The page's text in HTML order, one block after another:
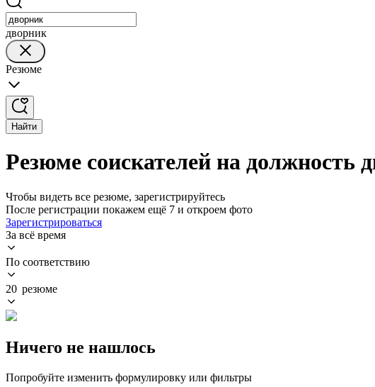
дворник
Резюме
Найти
Резюме соискателей на должность
Чтобы видеть все резюме, зарегистрируйтесь
После регистрации покажем ещё 7 и откроем фото
Зарегистрироваться
За всё время
По соответствию
20 резюме
Ничего не нашлось
Попробуйте изменить формулировку или фильтры